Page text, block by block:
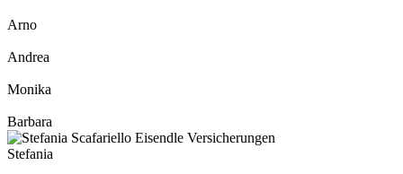
Arno
Andrea
Monika
Barbara
Stefania